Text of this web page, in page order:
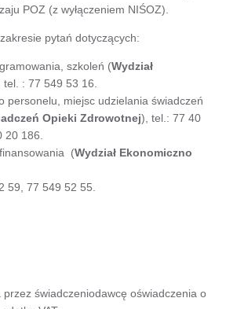
POZ (z wyłączeniem NIŚOZ).
pytań dotyczących:
szkoleń (Wydział
tel. : 77 549 53 16.
personelu, miejsc udzielania świadczeń
Opieki Zdrowotnej), tel.: 77 40
20 186.
(Wydział Ekonomiczno
59, 77 549 52 55.
przez świadczeniodawcę oświadczenia o